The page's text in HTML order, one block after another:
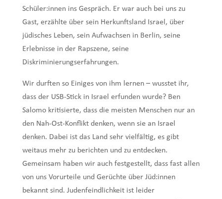
Schüler:innen ins Gespräch. Er war auch bei uns zu
Gast, erzählte über sein Herkunftsland Israel, über
jüdisches Leben, sein Aufwachsen in Berlin, seine
Erlebnisse in der Rapszene, seine
Diskriminierungserfahrungen.
Wir durften so Einiges von ihm lernen – wusstet ihr,
dass der USB-Stick in Israel erfunden wurde? Ben
Salomo kritisierte, dass die meisten Menschen nur an
den Nah-Ost-Konflikt denken, wenn sie an Israel
denken. Dabei ist das Land sehr vielfältig, es gibt
weitaus mehr zu berichten und zu entdecken.
Gemeinsam haben wir auch festgestellt, dass fast allen
von uns Vorurteile und Gerüchte über Jüd:innen
bekannt sind. Judenfeindlichkeit ist leider